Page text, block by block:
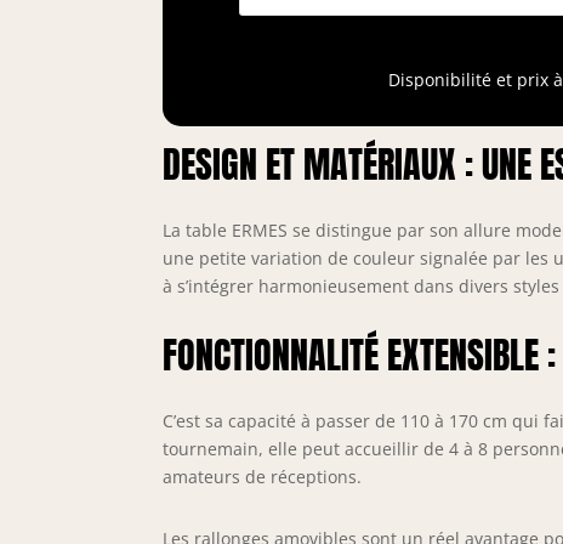
au
Disponibilité et prix
DESIGN ET MATÉRIAUX : UNE
La table ERMES se distingue par son allure
une petite variation de couleur signalée par les
à s’intégrer harmonieusement dans divers
FONCTIONNALITÉ EXTENSIBLE
C’est sa capacité à passer de 110 à 170 cm qui
tournemain, elle peut accueillir de 4 à 8
amateurs de réceptions.
Les rallonges amovibles sont un réel avantage